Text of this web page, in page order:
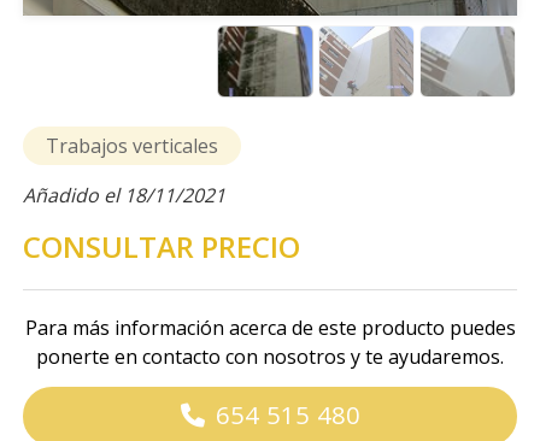
Trabajos verticales
Añadido el 18/11/2021
CONSULTAR PRECIO
Para más información acerca de este producto puedes
ponerte en contacto con nosotros y te ayudaremos.
654 515 480